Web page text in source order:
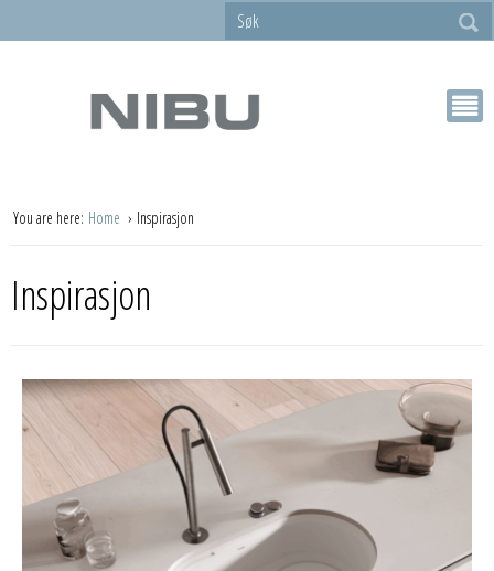
You are here: Home Inspirasjon
Inspirasjon